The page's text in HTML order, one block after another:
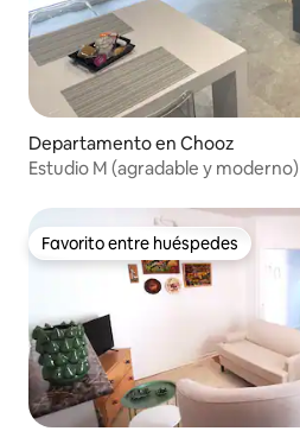
Departamento en Chooz
Estudio M (agradable y moderno)
Favorito entre huéspedes
Favorito entre huéspedes